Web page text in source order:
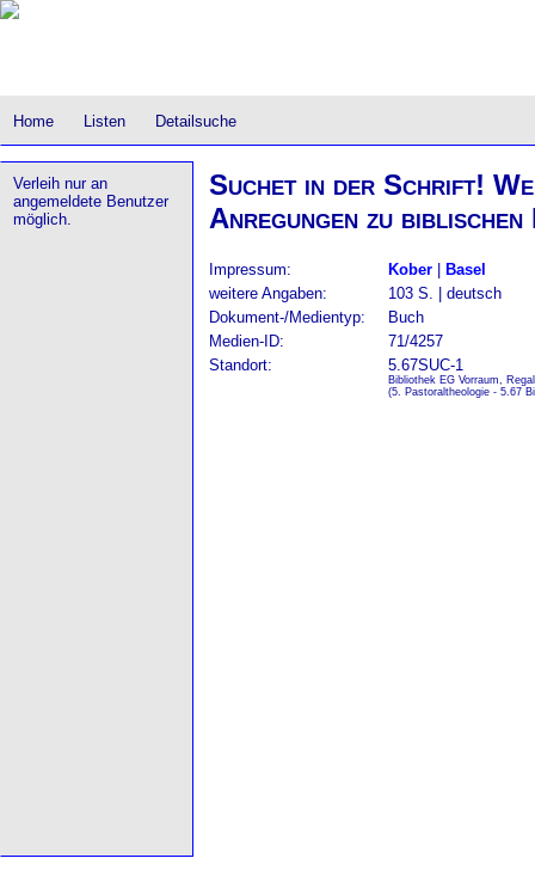
Home Listen Detailsuche
Verleih nur an
angemeldete Benutzer
möglich.
Suchet in der Schrift!
Anregungen zu biblischen
Impressum: Kober
Basel
weitere Angaben:
103 S. | deutsch
Dokument-/Medientyp:
Buch
Medien-ID:
71/4257
Standort:
5.67SUC-1
Bibliothek EG Vorraum,
(5. Pastoraltheologie - 5.67